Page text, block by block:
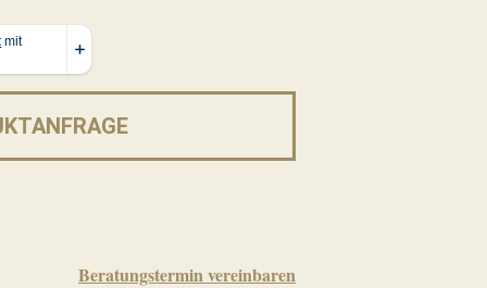
Beratungstermin vereinbaren